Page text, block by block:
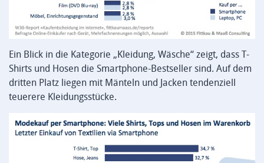
Ein Blick in die Kategorie „Kleidung, Wäsche“ zeigt, dass T-
Shirts und Hosen die Smartphone-Bestseller sind. Auf dem
dritten Platz liegen mit Mänteln und Jacken tendenziell
teuerere Kleidungsstücke.